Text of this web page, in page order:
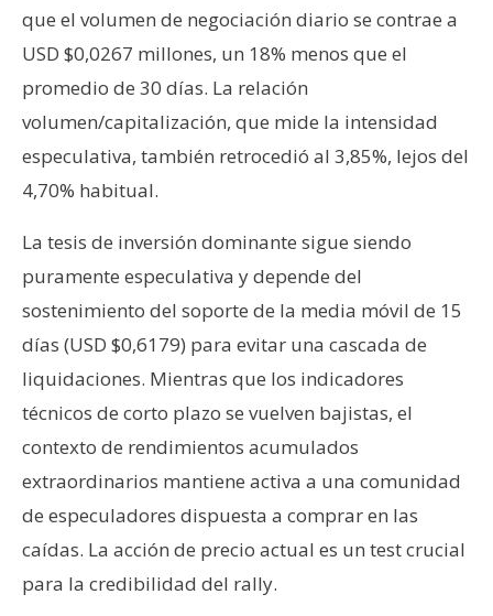
P
u
b
l
c
i
a
d
que el volumen de negociación diario se contrae a
USD $0,0267 millones, un 18% menos que el
promedio de 30 días. La relación
volumen/capitalización, que mide la intensidad
especulativa, también retrocedió al 3,85%, lejos del
4,70% habitual.
La tesis de inversión dominante sigue siendo
puramente especulativa y depende del
sostenimiento del soporte de la media móvil de 15
días (USD $0,6179) para evitar una cascada de
liquidaciones. Mientras que los indicadores
técnicos de corto plazo se vuelven bajistas, el
contexto de rendimientos acumulados
extraordinarios mantiene activa a una comunidad
de especuladores dispuesta a comprar en las
caídas. La acción de precio actual es un test crucial
para la credibilidad del rally.